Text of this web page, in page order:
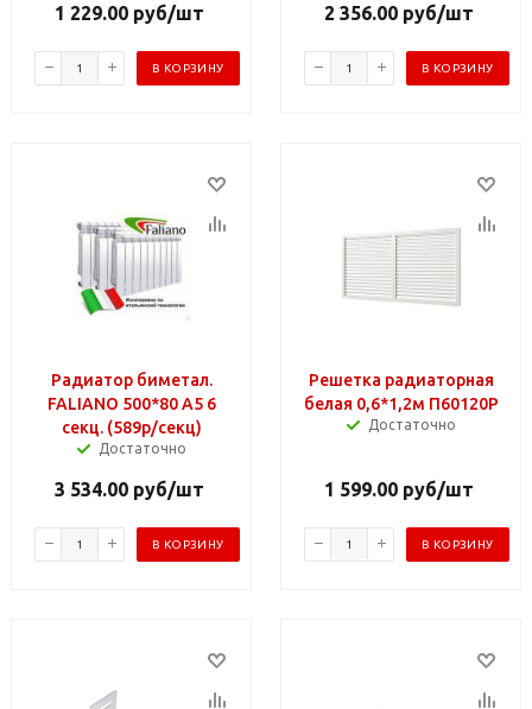
1 229.00 руб/шт
В КОРЗИНУ
2 356.00 руб/шт
В КОРЗИНУ
Радиатор биметал.
FALIANO 500*80 A5 6
секц. (589р/секц)
Достаточно
3 534.00 руб/шт
В КОРЗИНУ
Решетка радиаторная
белая 0,6*1,2м П60120Р
Достаточно
1 599.00 руб/шт
В КОРЗИНУ